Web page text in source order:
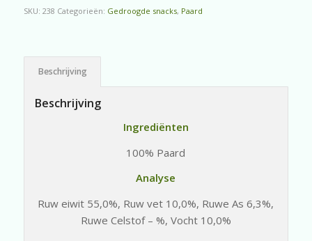
SKU: 238 Categorieën: Gedroogde snacks, Paard
Beschrijving
Beschrijving
Ingrediënten
100% Paard
Analyse
Ruw eiwit 55,0%, Ruw vet 10,0%, Ruwe As 6,3%,
Ruwe Celstof – %, Vocht 10,0%